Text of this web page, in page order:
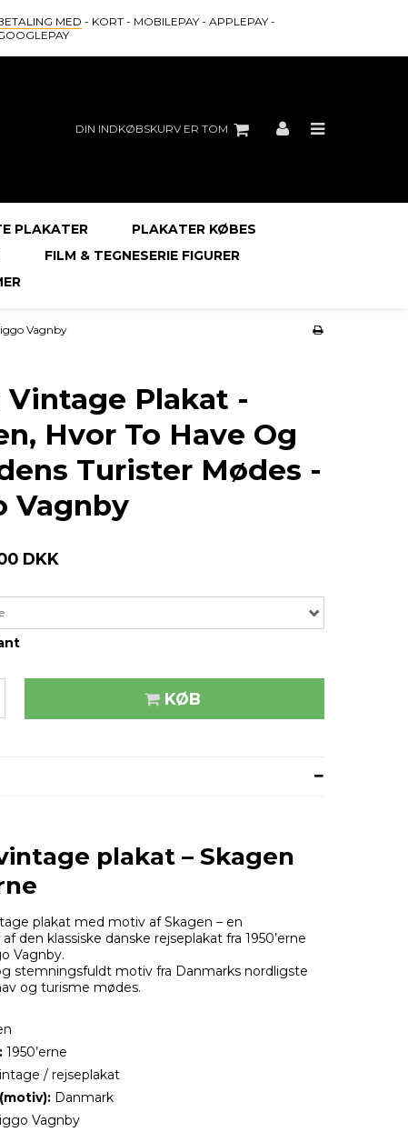
MED - KORT - MOBILEPAY - APPLEPAY -
DIN INDKØBSKURV ER TOM
PLAKATER
PLAKATER KØBES
FILM & TEGNESERIE FIGURER
Vagnby
Vintage Plakat -
Hvor To Have Og
Turister Mødes -
Vagnby
DKK
KØB
plakat – Skagen
plakat med motiv af Skagen – en
den klassiske danske rejseplakat fra 1950’erne
Vagnby.
stemningsfuldt motiv fra Danmarks nordligste
og turisme mødes.
1950’erne
/ rejseplakat
Danmark
Vagnby